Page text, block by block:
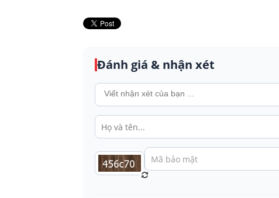
Đánh giá & nhận xét